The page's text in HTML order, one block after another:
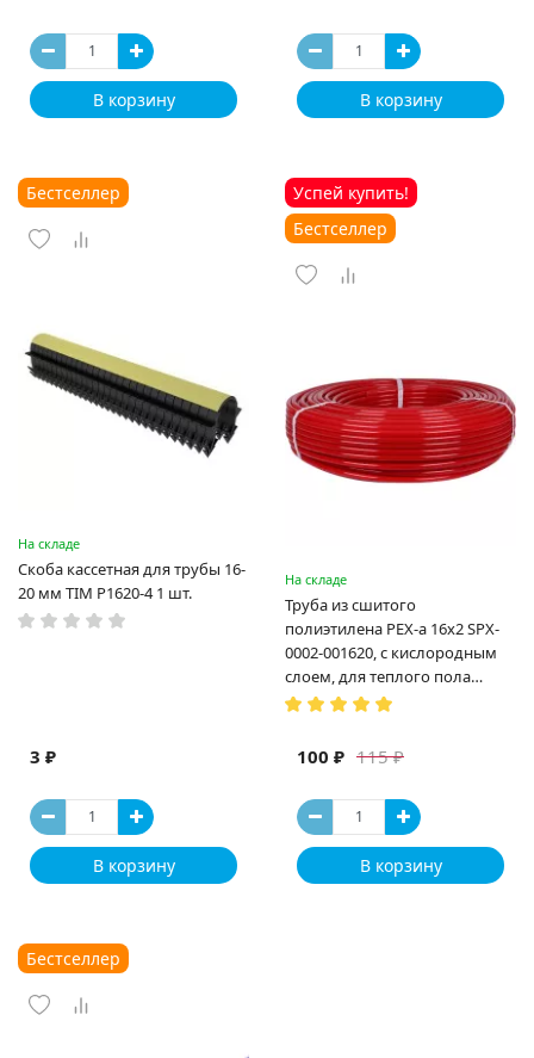
В корзину В корзину
Бестселлер
На складе
Скоба кассетная для трубы 16-
20 мм TIM P1620-4 1 шт.
3 ₽
В корзину
Успей купить!
Бестселлер
На складе
Труба из сшитого
полиэтилена PEX-a 16х2 SPX-
0002-001620, с кислородным
слоем, для теплого пола
(Испания)
115 ₽
100 ₽
В корзину
Бестселлер